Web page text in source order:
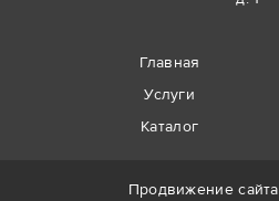
Главная
Услуги
Каталог
Продвижение сайта